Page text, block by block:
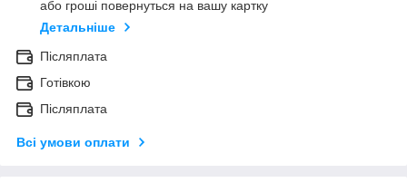
або гроші повернуться на вашу картку
Детальніше
Післяплата
Готівкою
Післяплата
Всі умови оплати